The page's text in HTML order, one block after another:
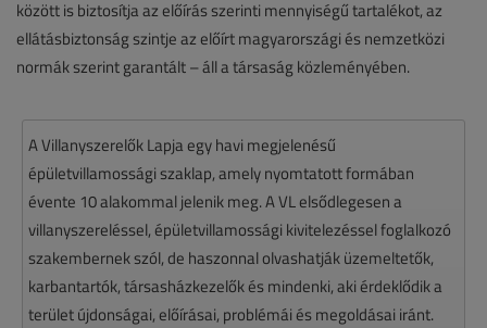
között is biztosítja az előírás szerinti mennyiségű tartalékot, az
ellátásbiztonság szintje az előírt magyarországi és nemzetközi
normák szerint garantált – áll a társaság közleményében.
A Villanyszerelők Lapja egy havi megjelenésű
épületvillamossági szaklap, amely nyomtatott formában
évente 10 alakommal jelenik meg. A VL elsődlegesen a
villanyszereléssel, épületvillamossági kivitelezéssel foglalkozó
szakembernek szól, de haszonnal olvashatják üzemeltetők,
karbantartók, társasházkezelők és mindenki, aki érdeklődik a
terület újdonságai, előírásai, problémái és megoldásai iránt.